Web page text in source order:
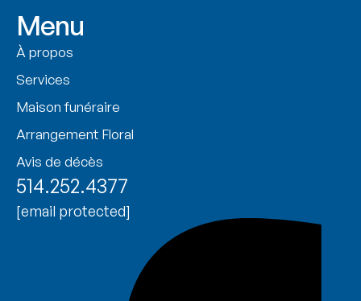
Menu
À propos
Services
Maison funéraire
Arrangement Floral
Avis de décès
514.252.4377
[email protected]